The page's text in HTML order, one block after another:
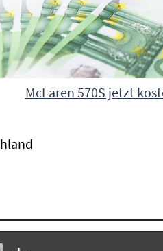
McLaren 570S jetzt